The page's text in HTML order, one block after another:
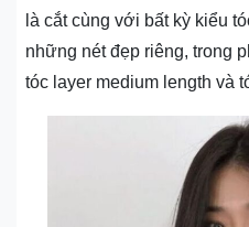
là cắt cùng với bất kỳ kiểu
những nét đẹp riêng, trong
tóc layer medium length và